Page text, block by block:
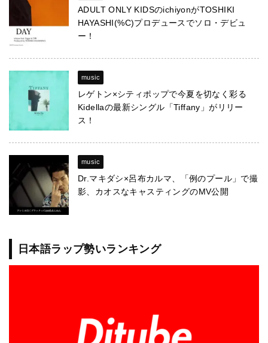
ADULT ONLY KIDSのichiyonがTOSHIKI
HAYASHI(%C)プロデュースでソロ・デビュ
ー！
music
レゲトン×シティポップで今夏を切なく彩る
Kidellaの最新シングル「Tiffany」がリリー
ス！
music
Dr.マキダシ×呂布カルマ、「例のプール」で撮
影、カオスなキャスティングのMV公開
日本語ラップ勢いランキング